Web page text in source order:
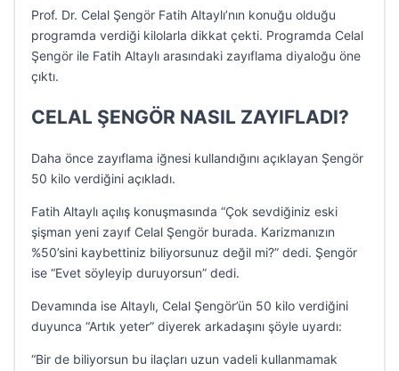
Prof. Dr. Celal Şengör Fatih Altaylı’nın konuğu olduğu
programda verdiği kilolarla dikkat çekti. Programda Celal
Şengör ile Fatih Altaylı arasındaki zayıflama diyaloğu öne
çıktı.
CELAL ŞENGÖR NASIL ZAYIFLADI?
Daha önce zayıflama iğnesi kullandığını açıklayan Şengör
50 kilo verdiğini açıkladı.
Fatih Altaylı açılış konuşmasında “Çok sevdiğiniz eski
şişman yeni zayıf Celal Şengör burada. Karizmanızın
%50’sini kaybettiniz biliyorsunuz değil mi?” dedi. Şengör
ise “Evet söyleyip duruyorsun” dedi.
Devamında ise Altaylı, Celal Şengör’ün 50 kilo verdiğini
duyunca “Artık yeter” diyerek arkadaşını şöyle uyardı:
“Bir de biliyorsun bu ilaçları uzun vadeli kullanmamak